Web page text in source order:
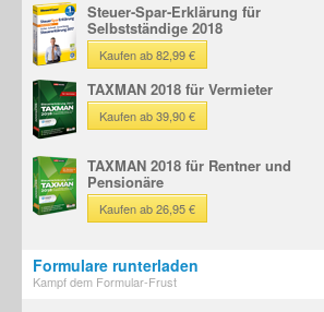
Steuer-Spar-Erklärung für
Selbstständige 2018
Kaufen ab 82,99 €
TAXMAN 2018 für Vermieter
Kaufen ab 39,90 €
TAXMAN 2018 für Rentner und
Pensionäre
Kaufen ab 26,95 €
Formulare runterladen
Kampf dem Formular-Frust